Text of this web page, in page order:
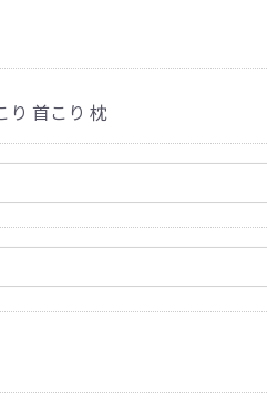
り 首こり 枕